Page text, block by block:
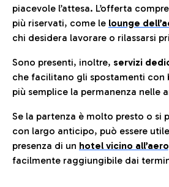
piacevole l’attesa. L’offerta
più riservati, come le lounge
chi desidera lavorare o rilassarsi
Sono presenti, inoltre, servizi
che facilitano gli spostamenti con
più semplice la permanenza nelle
Se la partenza è molto presto o si
con largo anticipo, può essere
presenza di un hotel vicino
facilmente raggiungibile dai